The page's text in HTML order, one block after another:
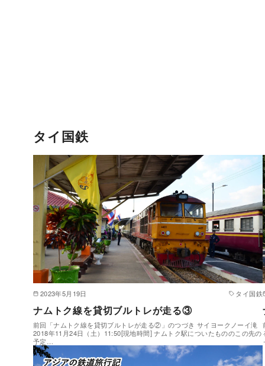
タイ国鉄
2023年5月19日 タイ国鉄
ナムトク線を貸切ブルトレが走る③
前回「ナムトク線を貸切ブルトレが走る②」のつづき サイヨークノーイ滝
2018年11月24日（土）11:50[現地時間] ナムトク駅についたもののこの先の
予定…